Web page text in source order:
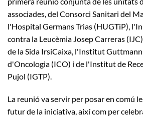
associades, del Consorci Sanitari del
l'Hospital Germans Trias (HUGTiP),
contra la Leucèmia Josep Carreras
de la Sida IrsiCaixa, l'Institut
d'Oncologia (ICO) i de l'Institut de
Pujol (IGTP).
La reunió va servir per posar en comú
futur de la iniciativa, així com per